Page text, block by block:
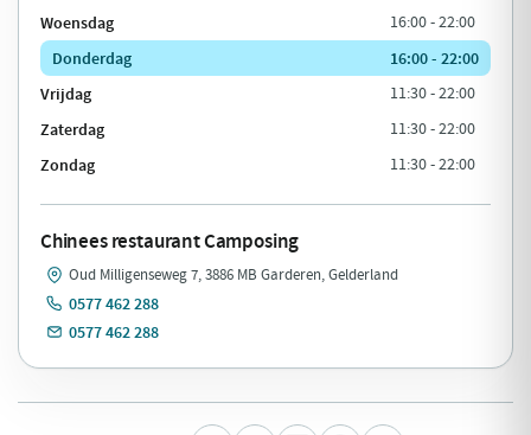
Woensdag 16:00 - 22:00
Donderdag
16:00 - 22:00
Vrijdag
11:30 - 22:00
Zaterdag 11:30 - 22:00
Zondag 11:30 - 22:00
Chinees restaurant Camposing
Oud Milligenseweg 7, 3886 MB Garderen, Gelderland
0577 462 288
0577 462 288